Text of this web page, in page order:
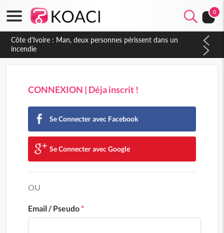
0
Côte d'Ivoire : Man, deux personnes périssent dans un
incendie
CONNEXION | Déja inscrit !
Se Connecter avec Facebook
Se Connecter avec Google
OU
Email / Pseudo*